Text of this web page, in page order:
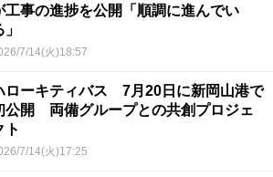
工事の進捗を公開「順調に進んでい
7/14(火)18:57
ローキティバス 7月20日に新岡山港で
公開 両備グループとの共創プロジェ
ト
7/14(火)17:25